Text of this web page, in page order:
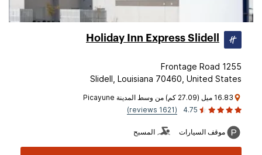
Holiday Inn Express Slidell
1255 Frontage Road
Slidell, Louisiana 70460, United States
16.83 ميل (27.09 كم) من وسط المدينة Picayune
4.75
(1621 reviews)
موقف السيارات المسبح